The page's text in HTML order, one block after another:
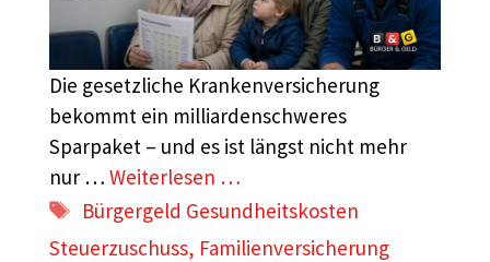
Die gesetzliche Krankenversicherung
bekommt ein milliardenschweres
Sparpaket – und es ist längst nicht mehr
nur … Weiterlesen …
Schlagwörter
Bürgergeld Gesundheitskosten
Steuerzuschuss, Familienversicherung